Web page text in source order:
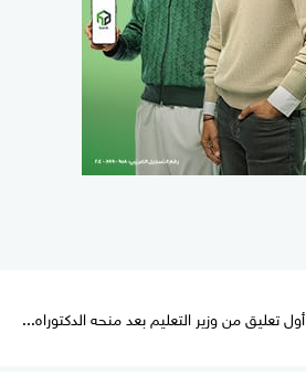
أول تعليق من وزير التعليم بعد منحه الدكتوراه...